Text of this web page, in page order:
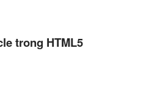
trong HTML5